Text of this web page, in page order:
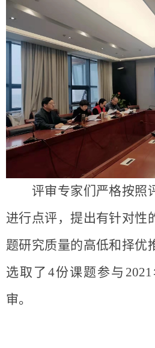
评审专家们严格按照
进行点评，提出有针对性
题研究质量的高低和择优
选取了 4份课题参与
审。